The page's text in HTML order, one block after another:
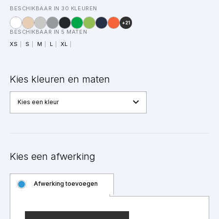
BESCHIKBAAR IN 30 KLEUREN
+21
BESCHIKBAAR IN 5 MATEN
XS
S M L XL
Kies kleuren en maten
Kies een kleur
Kies een afwerking
Afwerking toevoegen